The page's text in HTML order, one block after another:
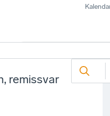
remissvar